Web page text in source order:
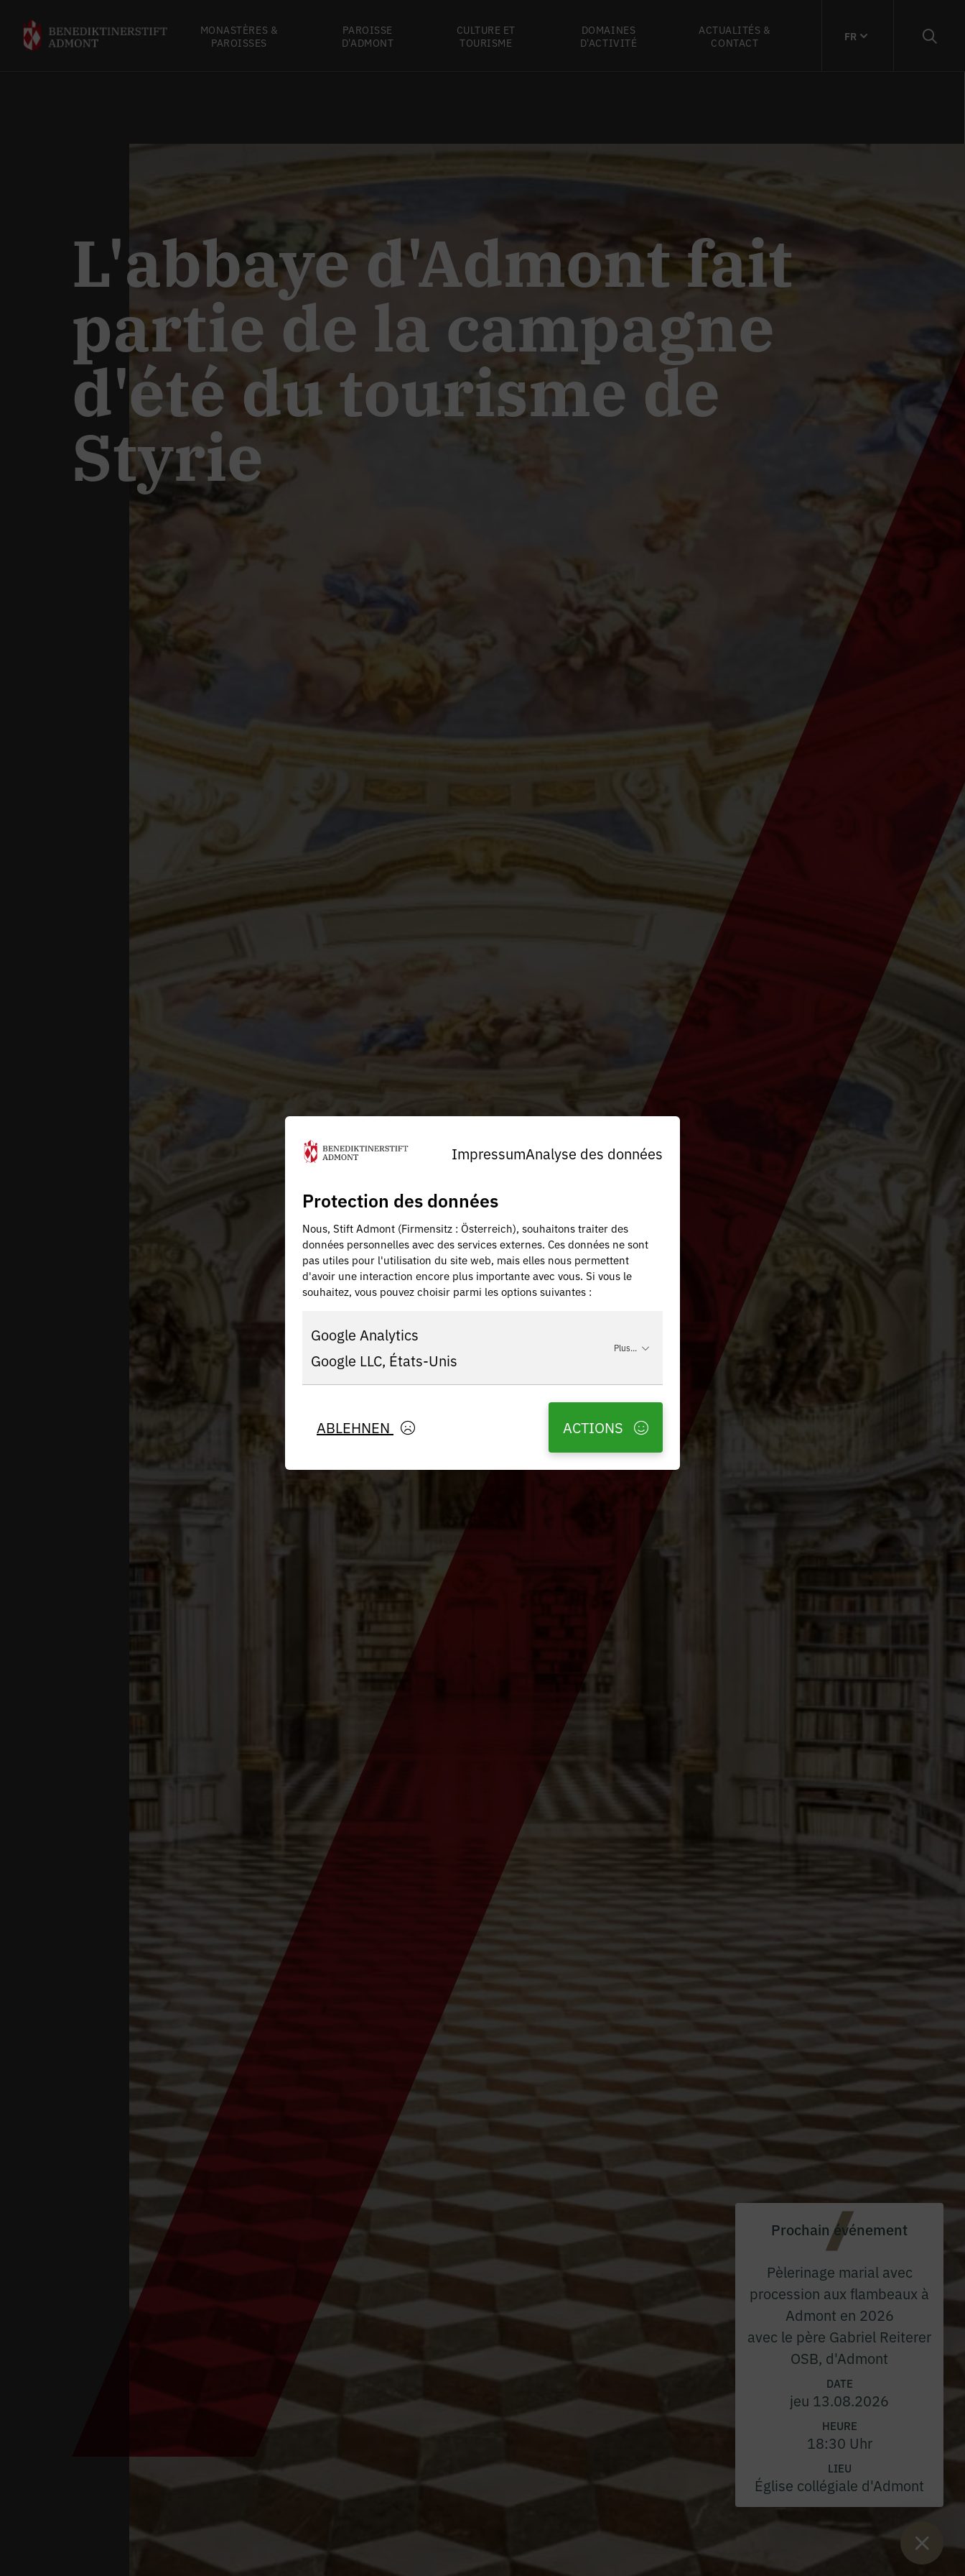
MONASTÈRES &
PAROISSES
PAROISSE
D'ADMONT
CULTURE ET
TOURISME
DOMAINES
D'ACTIVITÉ
ACTUALITÉS &
CONTACT
FR
L'abbaye d'Admont fait
partie de la campagne
d'été du tourisme de
Styrie
Prochain événement
Pèlerinage marial avec
procession aux flambeaux à
Admont en 2026
avec le père Gabriel Reiterer
OSB, d'Admont
DATE
jeu 13.08.2026
HEURE
18:30 Uhr
LIEU
Église collégiale d'Admont
ImpressumAnalyse des données
Protection des données
Nous, Stift Admont (Firmensitz : Österreich), souhaitons traiter des
données personnelles avec des services externes. Ces données ne sont
pas utiles pour l'utilisation du site web, mais elles nous permettent
d'avoir une interaction encore plus importante avec vous. Si vous le
souhaitez, vous pouvez choisir parmi les options suivantes :
Google Analytics
Google LLC, États-Unis
Plus...
ABLEHNEN ACTIONS